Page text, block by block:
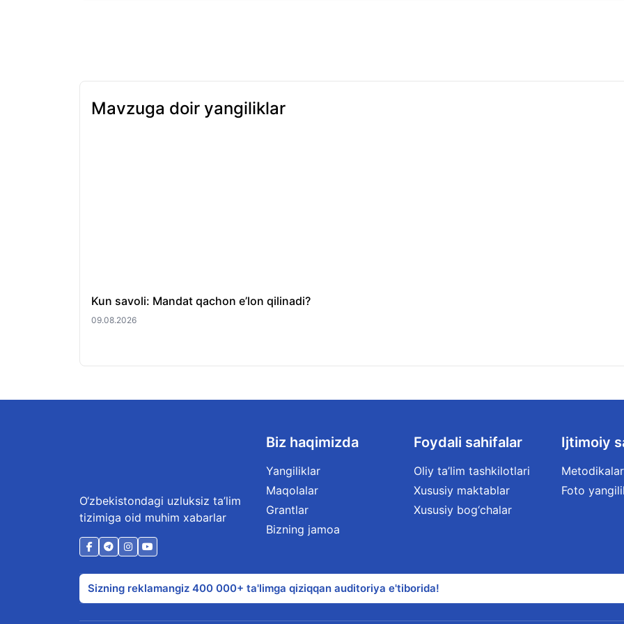
Mavzuga doir yangiliklar
Kun savoli: Mandat qachon e’lon qilinadi?
09.08.2026
O‘zbekistondagi uzluksiz ta’lim
tizimiga oid muhim xabarlar
Biz haqimizda
Yangiliklar
Maqolalar
Grantlar
Bizning jamoa
Foydali sahifalar
Oliy ta’lim tashkilotlari
Xususiy maktablar
Xususiy bog‘chalar
Ijtimoiy
Metodikalar
Foto
Sizning reklamangiz 400 000+ ta'limga qiziqqan auditoriya e'tiborida!